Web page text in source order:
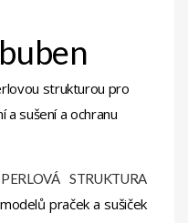
strukturou pro
a sušení a ochranu
PERLOVÁ STRUKTURA
praček a sušiček